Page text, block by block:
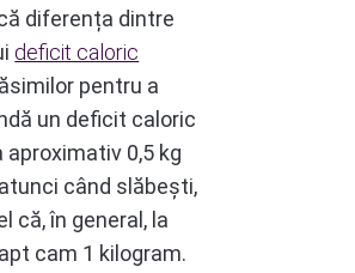
diferența dintre
deficit caloric
pentru a
un deficit caloric
0,5 kg
când slăbești,
că, în general, la
cam 1 kilogram.